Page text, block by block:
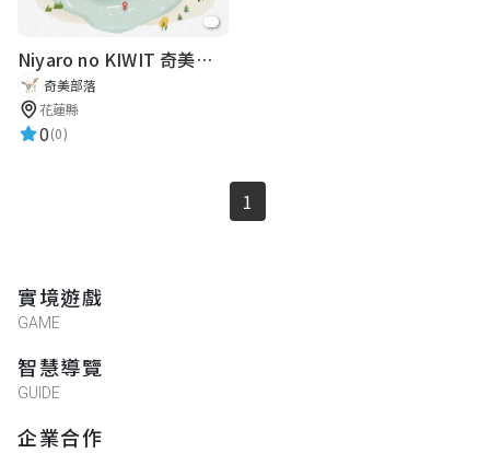
Niyaro no KIWIT 奇美部落
奇美部落
花蓮縣
0(0)
1
實境遊戲
GAME
智慧導覽
GUIDE
企業合作